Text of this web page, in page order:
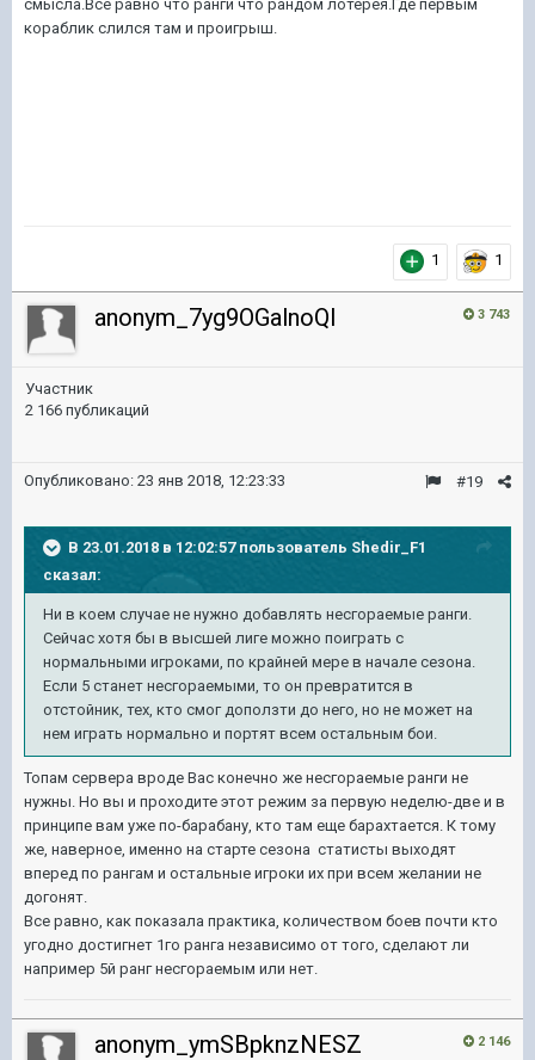
смысла.Всё равно что ранги что рандом лотерея.Где первым
кораблик слился там и проигрыш.
1 1
3 743
anonym_7yg9OGalnoQI
Участник
2 166 публикаций
#19
Опубликовано: 23 янв 2018, 12:23:33
В 23.01.2018 в 12:02:57 пользователь Shedir_F1
сказал:
Ни в коем случае не нужно добавлять несгораемые ранги.
Сейчас хотя бы в высшей лиге можно поиграть с
нормальными игроками, по крайней мере в начале сезона.
Если 5 станет несгораемыми, то он превратится в
отстойник, тех, кто смог доползти до него, но не может на
нем играть нормально и портят всем остальным бои.
Топам сервера вроде Вас конечно же несгораемые ранги не
нужны. Но вы и проходите этот режим за первую неделю-две и в
принципе вам уже по-барабану, кто там еще барахтается. К тому
же, наверное, именно на старте сезона статисты выходят
вперед по рангам и остальные игроки их при всем желании не
догонят.
Все равно, как показала практика, количеством боев почти кто
угодно достигнет 1го ранга независимо от того, сделают ли
например 5й ранг несгораемым или нет.
2 146
anonym_ymSBpknzNESZ